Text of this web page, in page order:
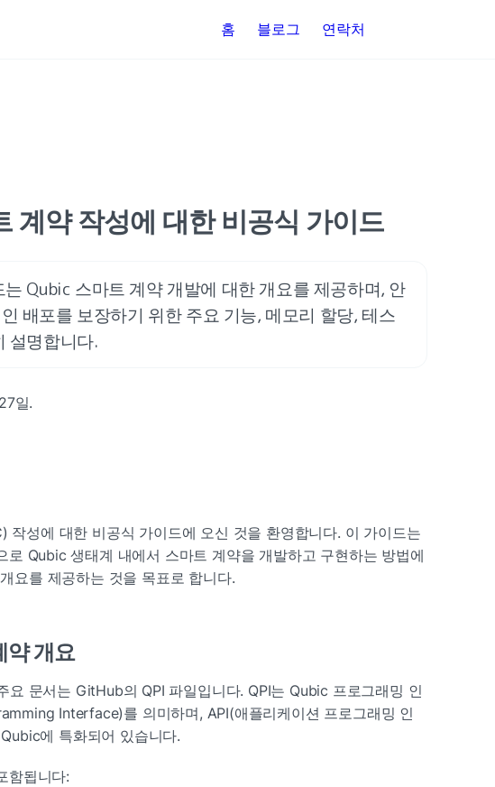
홈 블로그 연락처
계약 작성에 대한 비공식 가이드
Qubic 스마트 계약 개발에 대한 개요를 제공하며, 안
배포를 보장하기 위한 주요 기능, 메모리 할당, 테스
설명합니다.
일.
작성에 대한 비공식 가이드에 오신 것을 환영합니다. 이 가이드는
로 Qubic 생태계 내에서 스마트 계약을 개발하고 구현하는 방법에
요를 제공하는 것을 목표로 합니다.
약 개요
요 문서는 GitHub의 QPI 파일입니다. QPI는 Qubic 프로그래밍 인
Interface)를 의미하며, API(애플리케이션 프로그래밍 인
에 특화되어 있습니다.
함됩니다: